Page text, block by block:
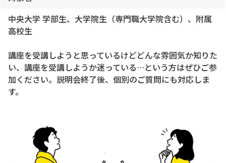
中央大学 学部生、大学院生（専門職大学院含む）、附属
高校生
講座を受講しようと思っているけどどんな雰囲気か知りた
い、講座を受講しようか迷っている…という方はぜひご参
加ください。説明会終了後、個別のご質問にも対応しま
す。